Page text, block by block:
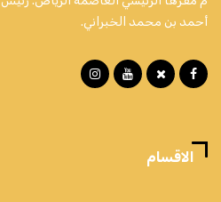
أحمد بن محمد الخبراني.
الاقسام